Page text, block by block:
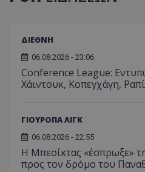
ΔΙΕΘΝΗ
06.08.2026 - 23:06
Conference League:
Χάιντουκ, Κοπεγχάγη,
ΓΙΟΥΡΟΠΑ ΛΙΓΚ
06.08.2026 - 22:55
Η Μπεσίκτας «έσπρωξε»
προς τον δρόμο του